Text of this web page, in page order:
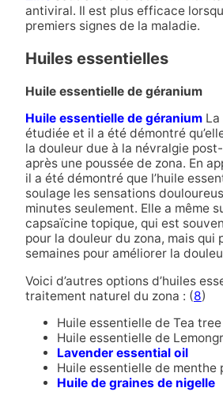
antiviral. Il est plus efficace
premiers signes de la maladie.
Huiles essentielles
Huile essentielle de géranium
Huile essentielle de géranium
étudiée et il a été démontré
la douleur due à la névralgie
après une poussée de zona. En
il a été démontré que l’huile
soulage les sensations
minutes seulement. Elle a même
capsaïcine topique, qui est
pour la douleur du zona, mais qui
semaines pour améliorer la
Voici d’autres options d’huiles
traitement naturel du zona : (8)
Huile essentielle de Tea tree
Huile essentielle de
Lavender essential oil
Huile essentielle de menthe
Huile de graines de nigelle